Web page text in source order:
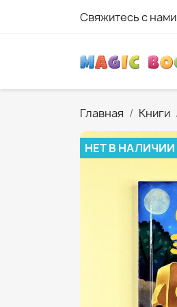
Свяжитесь с нами
Главная Книги
НЕТ В НАЛИЧИИ